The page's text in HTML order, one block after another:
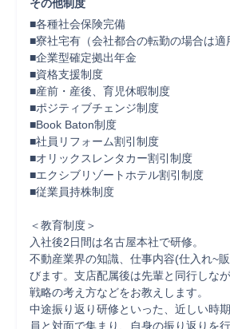
その他制度
■各種社会保険完備
■寮社宅有（会社都合の転勤の場合は適
■企業型確定拠出年金
■資格支援制度
■産前・産後、育児休暇制度
■ポジティブチェンジ制度
■Book Baton制度
■社員リフォーム割引制度
■オリックスレンタカー割引制度
■エクシブリゾートホテル割引制度
■従業員持株制度
＜教育制度＞
入社後2日間は名古屋本社で研修。
不動産業界の知識、仕事内容(仕入れ~
びます。支店配属後は先輩と同行しな
戦略の考え方などをお教えします。
中途振り返り研修といった、近しい時
員と対面で集まり、自身の振り返りを